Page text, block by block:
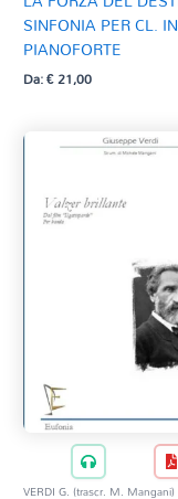
SINFONIA PER CL.
PIANOFORTE
Da:€21,00
VERDI G. (trascr. M. Mangani)